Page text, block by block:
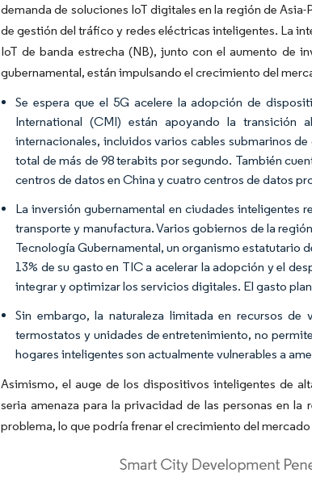
demanda de soluciones IoT digitales en la región de
de gestión del tráfico y redes eléctricas inteligentes. La
IoT de banda estrecha (NB), junto con el aumento de
gubernamental, están impulsando el crecimiento del
Se espera que el 5G acelere la adopción de
International (CMI) están apoyando la
internacionales, incluidos varios cables submarinos
total de más de 98 terabits por segundo. También
centros de datos en China y cuatro centros de datos
La inversión gubernamental en ciudades inteligentes
transporte y manufactura. Varios gobiernos de la
Tecnología Gubernamental, un organismo estatutario
13% de su gasto en TIC a acelerar la adopción y el
integrar y optimizar los servicios digitales. El gasto
Sin embargo, la naturaleza limitada en recursos
termostatos y unidades de entretenimiento, no
hogares inteligentes son actualmente vulnerables a
Asimismo, el auge de los dispositivos inteligentes de
seria amenaza para la privacidad de las personas en
problema, lo que podría frenar el crecimiento del